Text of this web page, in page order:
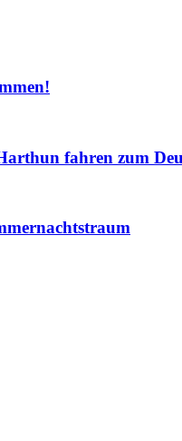
fahren zum